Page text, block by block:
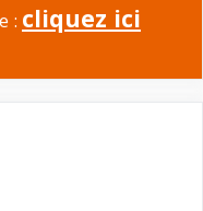
: cliquez ici